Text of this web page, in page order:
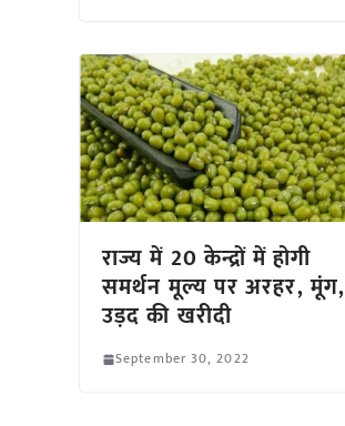
राज्य में 20 केन्द्रों में होगी
समर्थन मूल्य पर अरहर, मूंग,
उड़द की खरीदी
September 30, 2022